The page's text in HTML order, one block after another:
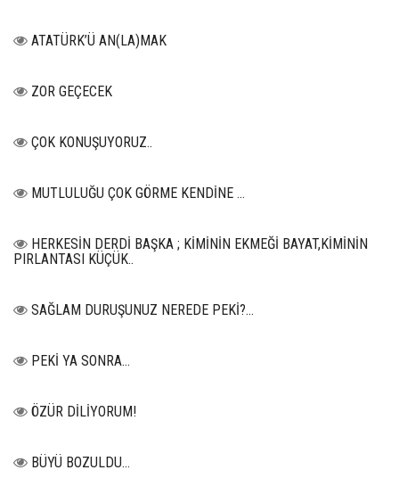
ATATÜRK’Ü AN(LA)MAK
ZOR GEÇECEK
ÇOK KONUŞUYORUZ..
MUTLULUĞU ÇOK GÖRME KENDİNE …
HERKESİN DERDİ BAŞKA ; KİMİNİN EKMEĞİ BAYAT,KİMİNİN
PIRLANTASI KÜÇÜK..
SAĞLAM DURUŞUNUZ NEREDE PEKİ?...
PEKİ YA SONRA…
ÖZÜR DİLİYORUM!
BÜYÜ BOZULDU…